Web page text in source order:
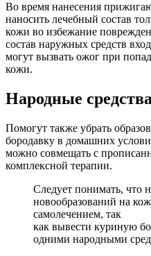
Во время нанесения
наносить лечебный состав
кожи во избежание
состав наружных средств
могут вызвать ожог при
кожи.
Народные
Помогут также убрать
бородавку в домашних
можно совмещать с
комплексной терапии.
Следует понимать, что
новообразований на
самолечением, так
как вывести куриную
одними народными